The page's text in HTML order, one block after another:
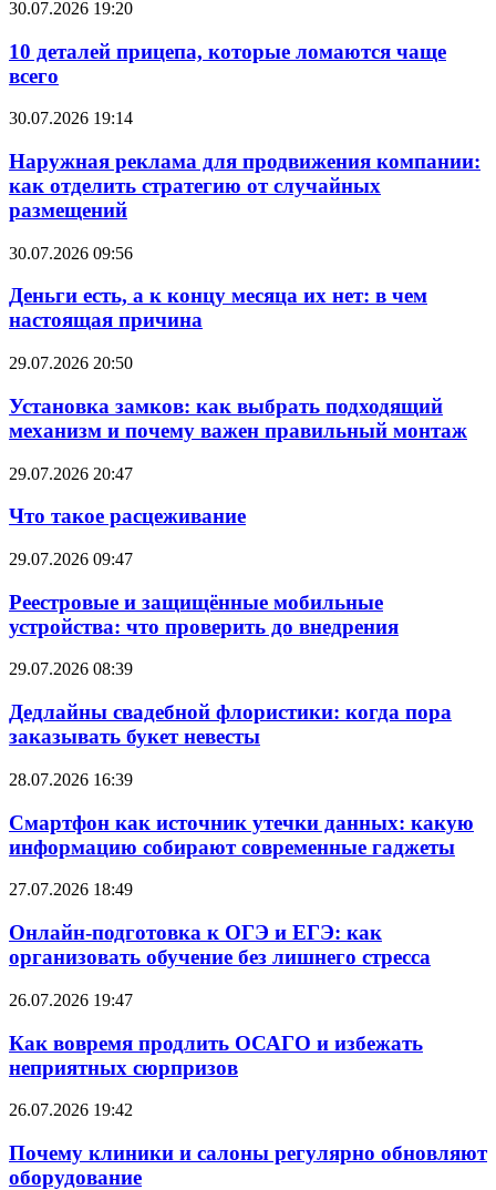
30.07.2026 19:20
10 деталей прицепа, которые ломаются чаще
всего
30.07.2026 19:14
Наружная реклама для продвижения компании:
как отделить стратегию от случайных
размещений
30.07.2026 09:56
Деньги есть, а к концу месяца их нет: в чем
настоящая причина
29.07.2026 20:50
Установка замков: как выбрать подходящий
механизм и почему важен правильный монтаж
29.07.2026 20:47
Что такое расцеживание
29.07.2026 09:47
Реестровые и защищённые мобильные
устройства: что проверить до внедрения
29.07.2026 08:39
Дедлайны свадебной флористики: когда пора
заказывать букет невесты
28.07.2026 16:39
Смартфон как источник утечки данных: какую
информацию собирают современные гаджеты
27.07.2026 18:49
Онлайн-подготовка к ОГЭ и ЕГЭ: как
организовать обучение без лишнего стресса
26.07.2026 19:47
Как вовремя продлить ОСАГО и избежать
неприятных сюрпризов
26.07.2026 19:42
Почему клиники и салоны регулярно обновляют
оборудование